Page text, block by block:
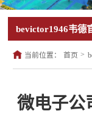
bevictor1946韦德
当前位置： 首页 >
微电子公